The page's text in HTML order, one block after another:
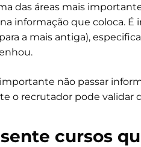
das áreas mais
informação que coloca.
a mais antiga),
não passar
o recrutador pode validar
cursos